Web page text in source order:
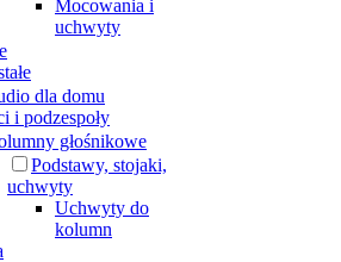
Mocowania i
uchwyty
dla domu
i podzespoły
głośnikowe
Podstawy, stojaki,
uchwyty
Uchwyty do
kolumn